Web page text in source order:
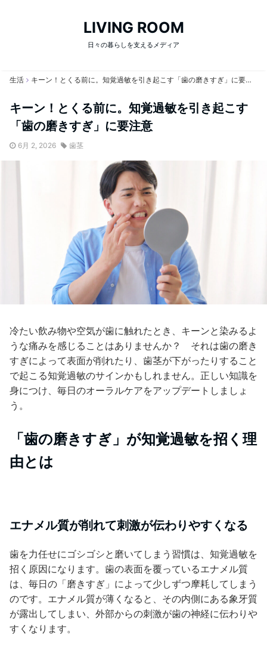
LIVING ROOM
日々の暮らしを支えるメディア
生活 キーン！とくる前に。知覚過敏を引き起こす「歯の磨きすぎ」に要注意
キーン！とくる前に。知覚過敏を引き起こす
「歯の磨きすぎ」に要注意
6月 2, 2026 歯茎
冷たい飲み物や空気が歯に触れたとき、キーンと染みるよ
うな痛みを感じることはありませんか？ それは歯の磨き
すぎによって表面が削れたり、歯茎が下がったりすること
で起こる知覚過敏のサインかもしれません。正しい知識を
身につけ、毎日のオーラルケアをアップデートしましょ
う。
「歯の磨きすぎ」が知覚過敏を招く理
由とは
エナメル質が削れて刺激が伝わりやすくなる
歯を力任せにゴシゴシと磨いてしまう習慣は、知覚過敏を
招く原因になります。歯の表面を覆っているエナメル質
は、毎日の「磨きすぎ」によって少しずつ摩耗してしまう
のです。エナメル質が薄くなると、その内側にある象牙質
が露出してしまい、外部からの刺激が歯の神経に伝わりや
すくなります。